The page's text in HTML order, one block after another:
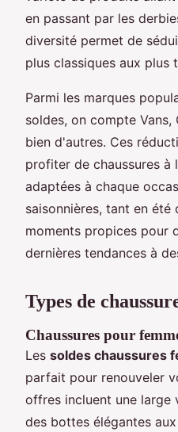
en passant par les
diversité permet de
plus classiques aux plus
Parmi les marques
soldes, on compte Vans,
bien d'autres. Ces
profiter de chaussures
adaptées à chaque
saisonnières, tant en été
moments propices pour
dernières tendances à
Types de
Chaussures pour
Les soldes chaussures
parfait pour renouveler
offres incluent une large
des bottes élégantes aux